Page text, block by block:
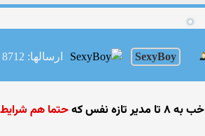
SexyBoy ارسالها: 8712
خب به ۸ تا مدیر تازه نفس که حتما هم